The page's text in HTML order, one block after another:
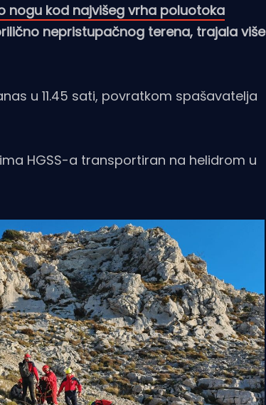
nogu kod najvišeg vrha poluotoka
nepristupačnog terena, trajala više
u 11.45 sati, povratkom spašavatelja
HGSS-a transportiran na helidrom u